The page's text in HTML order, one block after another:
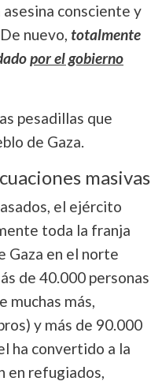
consciente y
nuevo, totalmente
por el gobierno
pesadillas que
de Gaza.
masivas
el ejército
toda la franja
Gaza en el norte
de 40.000 personas
muchas más,
y más de 90.000
ha convertido a la
en refugiados,